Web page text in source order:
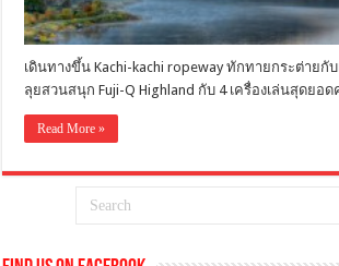
เดินทางขึ้น Kachi-kachi ropeway ทักทายกระต่ายกั
ลุยสวนสนุก Fuji-Q Highland กับ 4 เครื่องเล่นสุดยอด
Read More »